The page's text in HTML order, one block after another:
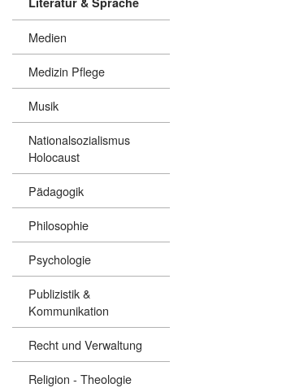
Medien
Medizin Pflege
Musik
Nationalsozialismus
Holocaust
Pädagogik
Philosophie
Psychologie
Publizistik &
Kommunikation
Recht und Verwaltung
Religion - Theologie